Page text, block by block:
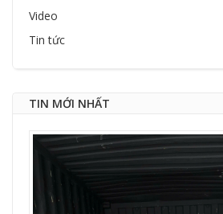
Video
Tin tức
TIN MỚI NHẤT